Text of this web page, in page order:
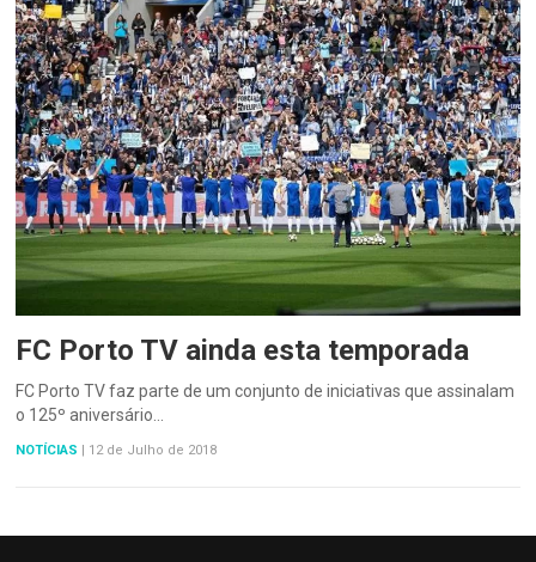
FC Porto TV ainda esta temporada
FC Porto TV faz parte de um conjunto de iniciativas que assinalam
o 125º aniversário…
NOTÍCIAS | 12 de Julho de 2018